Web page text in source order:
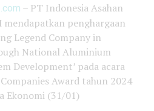
– PT Indonesia Asahan
penghargaan
Legend Company in
National Aluminium
Development’ pada acara
Award tahun 2024
Ekonomi (31/01)